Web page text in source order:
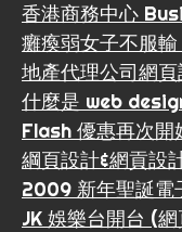
香港商務中心
癱瘓弱女子不服
地產代理公司網
什麼是 web
Flash 優惠再次開
綱頁設計&網貢設
2009 新年聖誕電
JK 娛樂台開台 (